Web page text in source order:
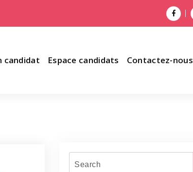
candidat Espace candidats Contactez-nous